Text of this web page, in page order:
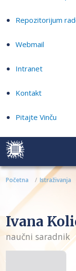
Repozitorijum
Webmail
Intranet
Kontakt
Pitajte Vinču
Početna Istraživanja
Ivana
naučni saradnik